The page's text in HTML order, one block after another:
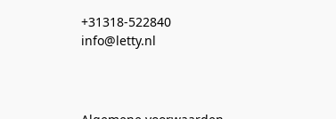
+31318-522840
info@letty.nl